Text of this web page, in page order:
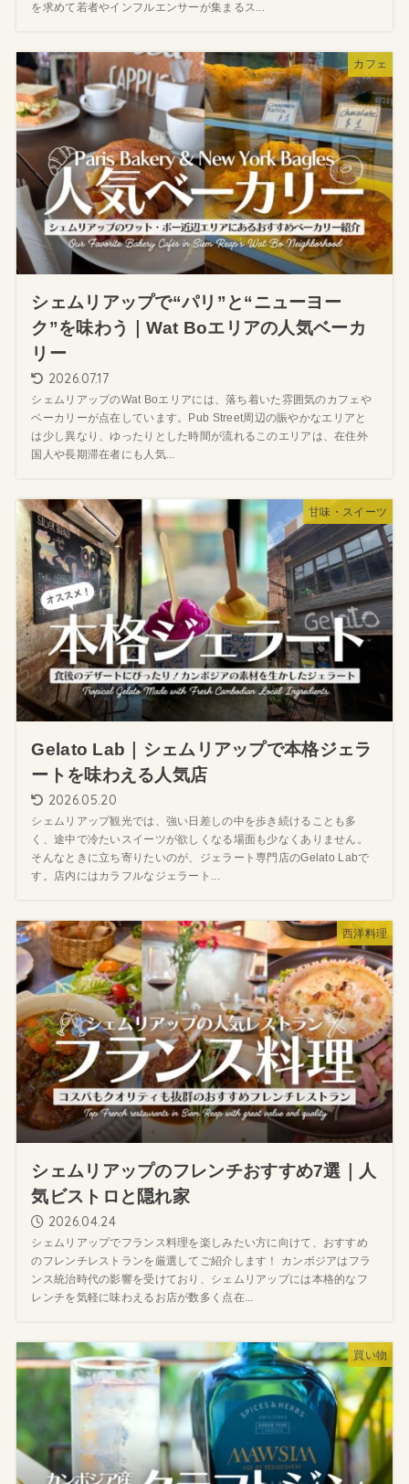
を求めて若者やインフルエンサーが集まるス...
カフェ
シェムリアップで“パリ”と“ニューヨー
ク”を味わう｜Wat Boエリアの人気ベーカ
リー
2026.07.17
シェムリアップのWat Boエリアには、落ち着いた雰囲気のカフェや
ベーカリーが点在しています。Pub Street周辺の賑やかなエリアと
は少し異なり、ゆったりとした時間が流れるこのエリアは、在住外
国人や長期滞在者にも人気...
甘味・スイーツ
Gelato Lab｜シェムリアップで本格ジェラ
ートを味わえる人気店
2026.05.20
シェムリアップ観光では、強い日差しの中を歩き続けることも多
く、途中で冷たいスイーツが欲しくなる場面も少なくありません。
そんなときに立ち寄りたいのが、ジェラート専門店のGelato Labで
す。店内にはカラフルなジェラート...
西洋料理
シェムリアップのフレンチおすすめ7選｜人
気ビストロと隠れ家
2026.04.24
シェムリアップでフランス料理を楽しみたい方に向けて、おすすめ
のフレンチレストランを厳選してご紹介します！ カンボジアはフラ
ンス統治時代の影響を受けており、シェムリアップには本格的なフ
レンチを気軽に味わえるお店が数多く点在...
買い物